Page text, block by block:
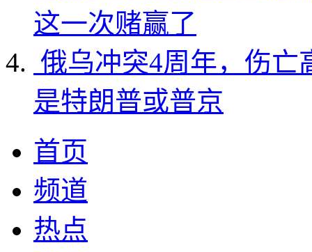
这一次赌赢了
俄乌冲突4周年，伤亡
是特朗普或普京
首页
频道
热点